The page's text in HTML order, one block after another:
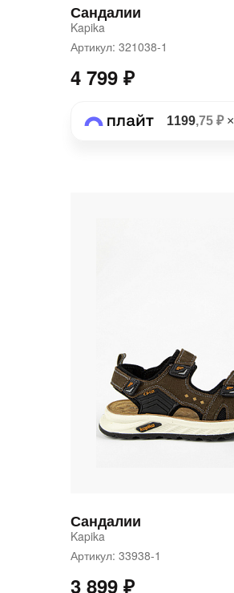
Сандалии
Kapika
Артикул: 321038-1
4 799 ₽
1199,75 ₽×
Сандалии
Kapika
Артикул: 33938-1
3 899 ₽